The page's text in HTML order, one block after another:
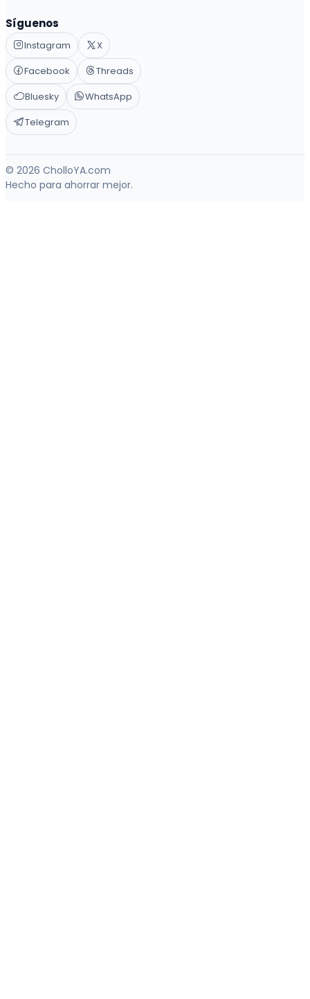
Síguenos
Instagram
X
Facebook
Threads
Bluesky
WhatsApp
Telegram
© 2026 CholloYA.com
Hecho para ahorrar mejor.